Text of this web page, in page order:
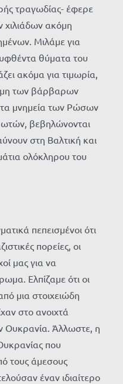
τραγωδίας- έφερε
ακόμη
Μιλάμε για
θύματα του
ακόμα για τιμωρία,
των βάρβαρων
μνημεία των Ρώσων
βεβηλώνονται
στη Βαλτική και
ολόκληρου του
πεπεισμένοι ότι
πορείες, οι
μας για να
Ελπίζαμε ότι οι
μια στοιχειώδη
στο ανοιχτά
Ουκρανία. Άλλωστε, η
που
τους άμεσους
έναν ιδιαίτερο